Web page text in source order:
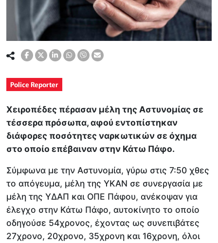
Police Reporter
Χειροπέδες πέρασαν μέλη της Αστυνομίας σε
τέσσερα πρόσωπα, αφού εντοπίστηκαν
διάφορες ποσότητες ναρκωτικών σε όχημα
στο οποίο επέβαιναν στην Κάτω Πάφο.
Σύμφωνα με την Αστυνομία, γύρω στις 7:50 χθες
το απόγευμα, μέλη της ΥΚΑΝ σε συνεργασία με
μέλη της ΥΔΑΠ και ΟΠΕ Πάφου, ανέκοψαν για
έλεγχο στην Κάτω Πάφο, αυτοκίνητο το οποίο
οδηγούσε 54χρονος, έχοντας ως συνεπιβάτες
27χρονο, 20χρονο, 35χρονη και 16χρονη, όλοι